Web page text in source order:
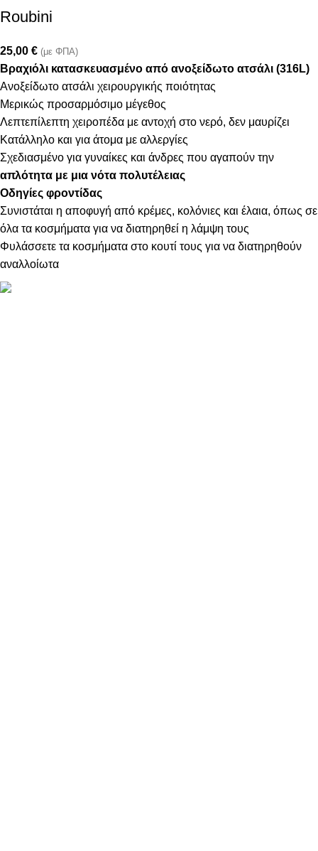
Roubini
25,00 € (με ΦΠΑ)
Βραχιόλι κατασκευασμένο από ανοξείδωτο ατσάλι (316L)
Ανοξείδωτο ατσάλι χειρουργικής ποιότητας
Μερικώς προσαρμόσιμο μέγεθος
Λεπτεπίλεπτη χειροπέδα με αντοχή στο νερό, δεν μαυρίζει
Κατάλληλο και για άτομα με αλλεργίες
Σχεδιασμένο για γυναίκες και άνδρες που αγαπούν την
απλότητα με μια νότα πολυτέλειας
Οδηγίες φροντίδας
Συνιστάται η αποφυγή από κρέμες, κολόνιες και έλαια, όπως σε
όλα τα κοσμήματα για να διατηρηθεί η λάμψη τους
Φυλάσσετε τα κοσμήματα στο κουτί τους για να διατηρηθούν
αναλλοίωτα